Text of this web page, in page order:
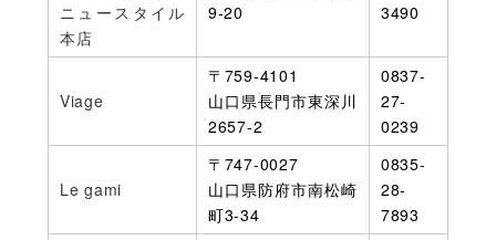
ニュースタイル
本店
9-20
3490
Viage
〒759-4101
山口県長門市東深川
2657-2
0837-
27-
0239
Le gami
〒747-0027
山口県防府市南松崎
町3-34
0835-
28-
7893